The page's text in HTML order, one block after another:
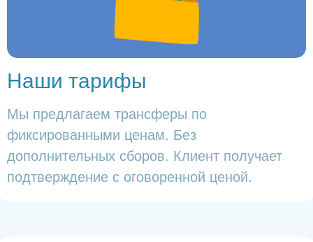
Наши тарифы
Мы предлагаем трансферы по
фиксированными ценам. Без
дополнительных сборов. Клиент получает
подтверждение с оговоренной ценой.